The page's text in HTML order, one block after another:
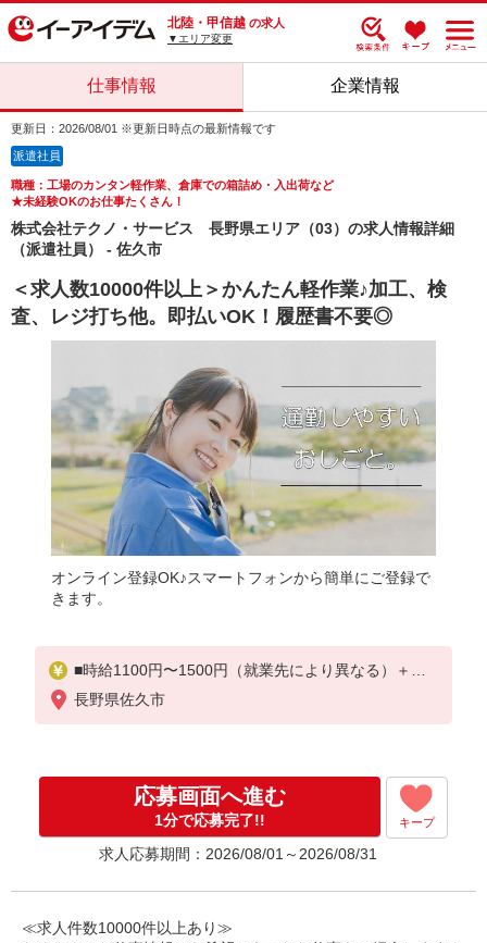
北陸・甲信越 の求人
▼エリア変更
仕事情報 企業情報
更新日：2026/08/01 ※更新日時点の最新情報です
派遣社員
職種：工場のカンタン軽作業、倉庫での箱詰め・入出荷など
★未経験OKのお仕事たくさん！
株式会社テクノ・サービス 長野県エリア（03）の求人情報詳細
（派遣社員） - 佐久市
＜求人数10000件以上＞かんたん軽作業♪加工、検
査、レジ打ち他。即払いOK！履歴書不要◎
オンライン登録OK♪スマートフォンから簡単にご登録で
きます。
■時給1100円〜1500円（就業先により異なる）＋交
通費
長野県佐久市
応募画面へ進む
1分で応募完了!! キープ
求人応募期間：2026/08/01～2026/08/31
≪求人件数10000件以上あり≫